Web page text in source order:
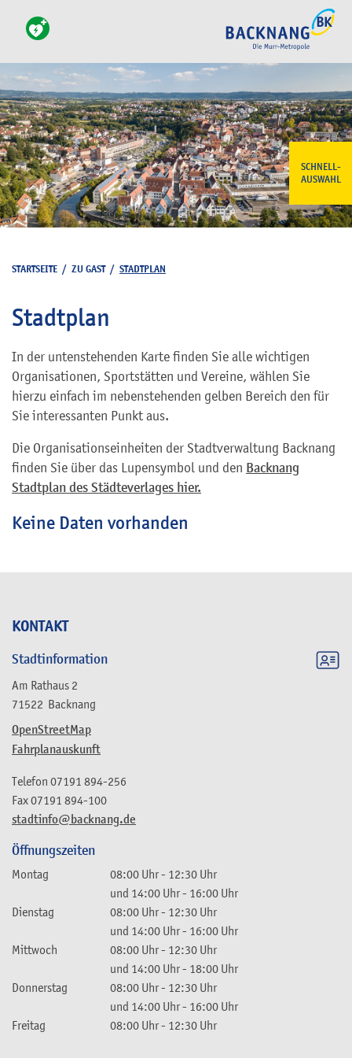
SCHNELL-
AUSWAHL
KONTAKT
Stadtinformation
Am Rathaus 2
71522 Backnang
OpenStreetMap
Fahrplanauskunft
stadtinfo@backnang.de
Telefon 07191 894-256
Fax07191 894-100
Öffnungszeiten
Montag 08:00 Uhr- 12:30 Uhr
und 14:00 Uhr- 16:00 Uhr
Dienstag
08:00 Uhr- 12:30 Uhr
und 14:00 Uhr- 16:00 Uhr
Mittwoch
08:00 Uhr- 12:30 Uhr
und 14:00 Uhr- 18:00 Uhr
Donnerstag
08:00 Uhr- 12:30 Uhr
und 14:00 Uhr- 16:00 Uhr
Freitag
08:00 Uhr- 12:30 Uhr
STARTSEITE / ZU GAST/ STADTPLAN
Stadtplan
In der untenstehenden Karte finden Sie alle wichtigen
Organisationen, Sportstätten und Vereine, wählen Sie
hierzu einfach im nebenstehenden gelben Bereich den für
Sie interessanten Punkt aus.
Die Organisationseinheiten der Stadtverwaltung Backnang
finden Sie über das Lupensymbol und den Backnang
Stadtplan des Städteverlages hier.
Keine Daten vorhanden